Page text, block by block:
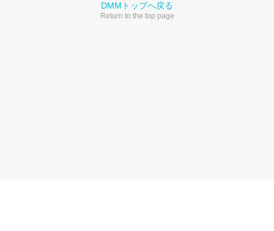
DMMトップへ戻る
Return to the top page